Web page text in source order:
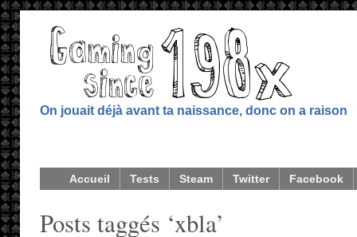
On jouait déjà avant ta naissance, donc on a raison
Accueil Tests Steam Twitter Facebook
Posts taggés ‘xbla’